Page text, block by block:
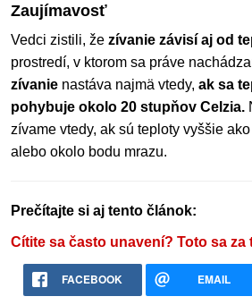
Zaujímavosť
Vedci zistili, že zívanie závisí aj od
prostredí, v ktorom sa práve
zívanie nastáva najmä vtedy, ak sa
pohybuje okolo 20 stupňov Celzia.
zívame vtedy, ak sú teploty vyššie
alebo okolo bodu mrazu.
Prečítajte si aj tento článok:
Cítite sa často unavení? Toto sa
FACEBOOK EMAIL